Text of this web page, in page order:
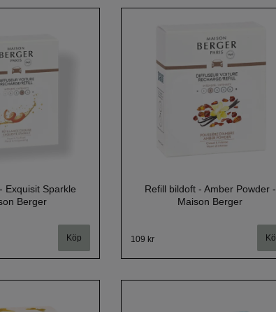
Exquisit Sparkle
Berger
Refill bildoft - Amber Powder -
Maison Berger
109 kr